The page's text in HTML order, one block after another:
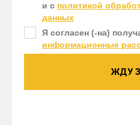
и c политикой
данных
Я согласен (-на)
информационные
ЖДУ